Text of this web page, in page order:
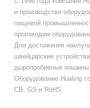
и производстве
пищевой
производим
Для достижения
швейцарские
дыропробивные машины
Оборудование Hualing
CB, GS и RoHS.